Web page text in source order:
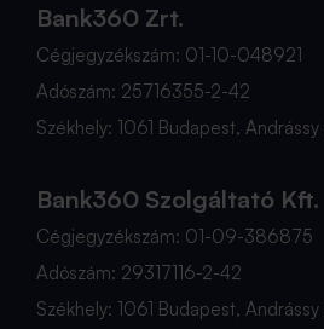
Bank360 Zrt.
Cégjegyzékszám: 01-10-048921
Adószám: 25716355-2-42
Székhely: 1061 Budapest, Andrássy
Bank360 Szolgáltató Kft.
Cégjegyzékszám: 01-09-386875
Adószám: 29317116-2-42
Székhely: 1061 Budapest, Andrássy